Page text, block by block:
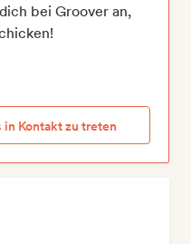
bei Groover an,
in Kontakt zu treten